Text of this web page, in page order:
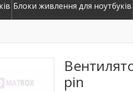
Блоки живлення для ноутбуків
pin